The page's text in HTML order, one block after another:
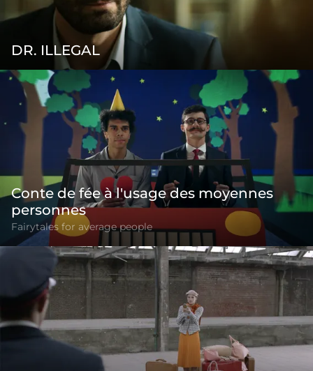
DR. ILLEGAL
Conte de fée à l'usage des moyennes
personnes
Fairytales for average people